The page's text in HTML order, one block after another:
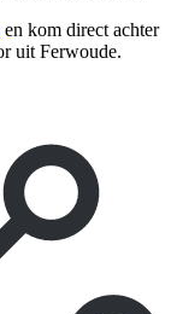
en kom direct achter
uit Ferwoude.